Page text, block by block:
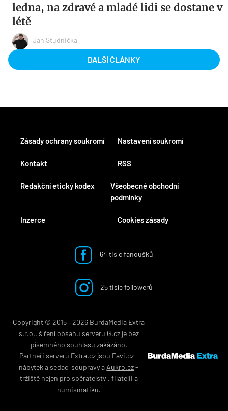
ledna, na zdravé a mladé lidi se dostane v
létě
Jan Studnička
DALŠÍ ČLÁNKY
Kontakt
Redakční etický kodex
Inzerce
RSS
Všeobecné obchodní
podmínky
Cookies zásady
Zásady ochrany soukromí Nastavení soukromí
64 tisíc fanoušků
25 tisíc followerů
Copyright © 2015 ‐ 2026 BurdaMedia Extra
s.r.o., šíření obsahu serveru G.czje bez
písemného souhlasu zakázáno.
Partneři serveru Extra.czjsou Favi.cz-
nábytek a sedací soupravya Aukro.cz-
tržiště nejen pro sběratelství, filatelii a
numismatiku.